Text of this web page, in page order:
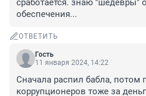
сработается. знаю "шедевры"
обеспечения...
ОТВЕТИТЬ
Гость
11 января 2024, 14:22
Сначала распил бабла, потом
коррупционеров тоже за